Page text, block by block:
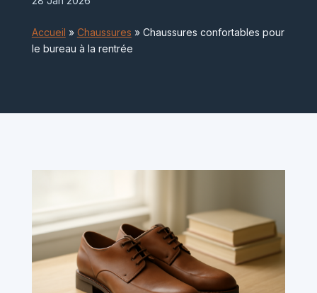
Accueil » Chaussures » Chaussures confortables pour
le bureau à la rentrée